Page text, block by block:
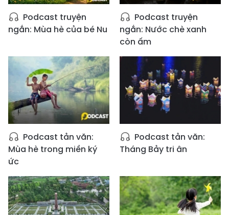
Podcast truyện
ngắn: Mùa hè của bé Nu
Podcast truyện
ngắn: Nước chè xanh
còn ấm
Podcast tản văn:
Mùa hè trong miền ký
ức
Podcast tản văn:
Tháng Bảy tri ân